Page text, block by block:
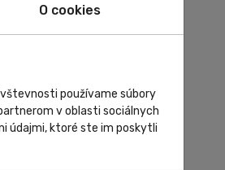
bez
O cookies
používame súbory
v oblasti sociálnych
údajmi, ktoré ste im poskytli